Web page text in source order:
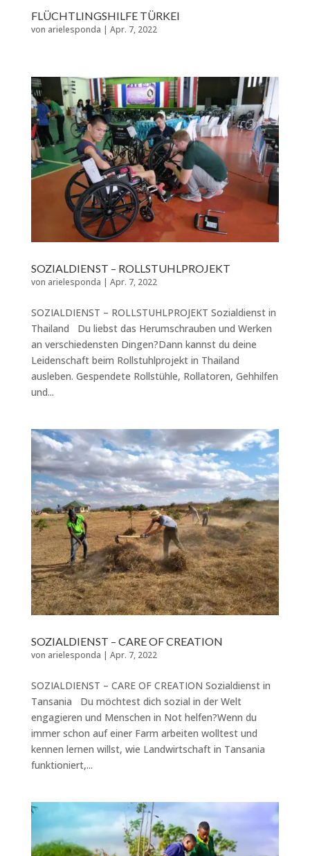
FLÜCHTLINGSHILFE TÜRKEI
von arielesponda | Apr. 7, 2022
SOZIALDIENST – ROLLSTUHLPROJEKT
von arielesponda | Apr. 7, 2022
SOZIALDIENST – ROLLSTUHLPROJEKT Sozialdienst in
Thailand Du liebst das Herumschrauben und Werken
an verschiedensten Dingen?Dann kannst du deine
Leidenschaft beim Rollstuhlprojekt in Thailand
ausleben. Gespendete Rollstühle, Rollatoren, Gehhilfen
und...
SOZIALDIENST – CARE OF CREATION
von arielesponda | Apr. 7, 2022
SOZIALDIENST – CARE OF CREATION Sozialdienst in
Tansania Du möchtest dich sozial in der Welt
engagieren und Menschen in Not helfen?Wenn du
immer schon auf einer Farm arbeiten wolltest und
kennen lernen willst, wie Landwirtschaft in Tansania
funktioniert,...